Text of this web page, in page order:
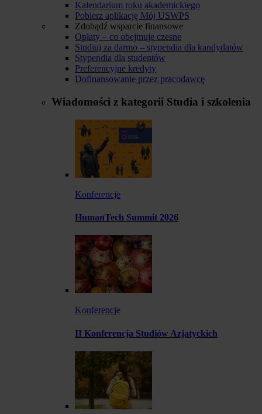
Kalendarium roku akademickiego
Pobierz aplikację Mój USWPS
Zdobądź wsparcie finansowe
Opłaty – co obejmuje czesne
Studiuj za darmo – stypendia dla kandydatów
Stypendia dla studentów
Preferencyjne kredyty
Dofinansowanie przez pracodawcę
Wiadomości z kategorii Studia i szkolenia
Konferencje
HumanTech Summit 2026
Konferencje
II Konferencja Studiów Azjatyckich